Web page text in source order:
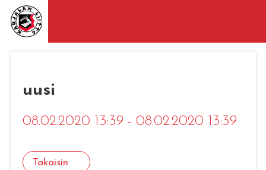
uusi
08.02.2020 13:39 - 08.02.2020 13:39
Takaisin